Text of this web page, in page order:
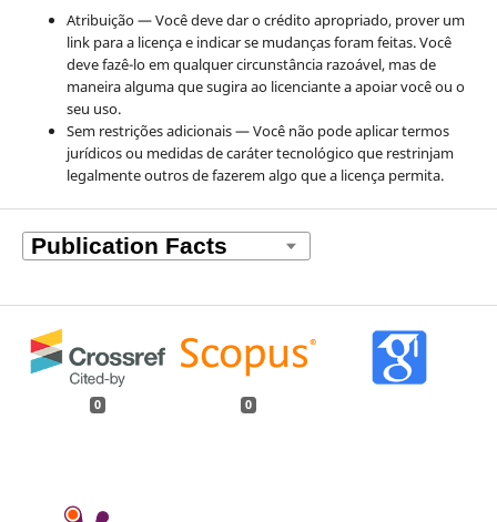
Atribuição — Você deve dar o crédito apropriado, prover um
link para a licença e indicar se mudanças foram feitas. Você
deve fazê-lo em qualquer circunstância razoável, mas de
maneira alguma que sugira ao licenciante a apoiar você ou o
seu uso.
Sem restrições adicionais — Você não pode aplicar termos
jurídicos ou medidas de caráter tecnológico que restrinjam
legalmente outros de fazerem algo que a licença permita.
0 0